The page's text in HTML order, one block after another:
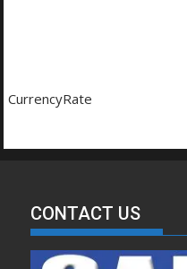
CurrencyRate
CONTACT US